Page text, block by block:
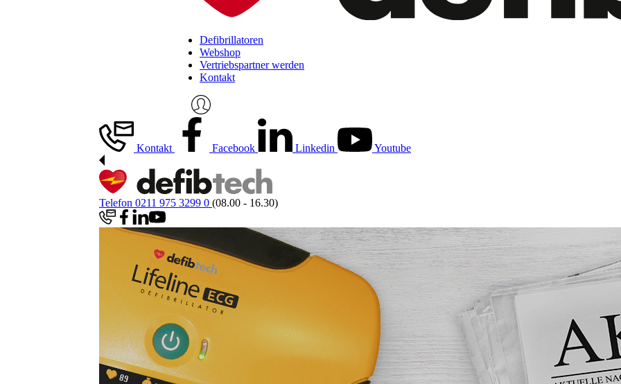
Defibrillatoren
Webshop
Vertriebspartner werden
Kontakt
Kontakt Facebook Linkedin Youtube
Telefon 0211 975 3299 0 (08.00 - 16.30)